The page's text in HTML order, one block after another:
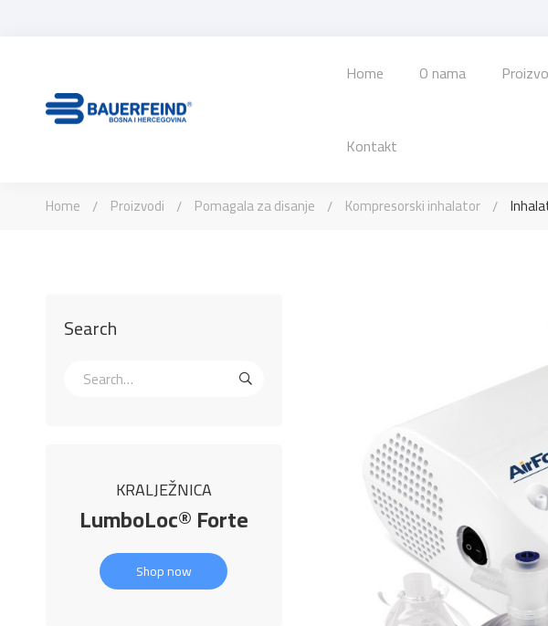
Home O nama
Kontakt
Home Proizvodi Pomagala za disanje Kompresorski inhalator
Search
KRALJEŽNICA
LumboLoc® Forte
Shop now